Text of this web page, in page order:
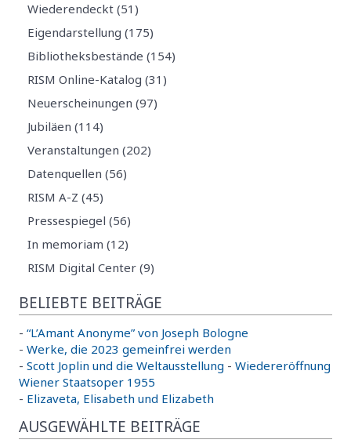
Wiederendeckt (51)
Eigendarstellung (175)
Bibliotheksbestände (154)
RISM Online-Katalog (31)
Neuerscheinungen (97)
Jubiläen (114)
Veranstaltungen (202)
Datenquellen (56)
RISM A-Z (45)
Pressespiegel (56)
In memoriam (12)
RISM Digital Center (9)
BELIEBTE BEITRÄGE
- “L’Amant Anonyme” von Joseph Bologne
- Werke, die 2023 gemeinfrei werden
- Scott Joplin und die Weltausstellung - Wiedereröffnung
Wiener Staatsoper 1955
- Elizaveta, Elisabeth und Elizabeth
AUSGEWÄHLTE BEITRÄGE